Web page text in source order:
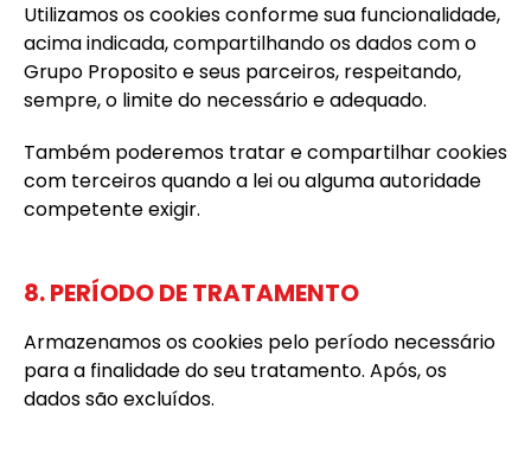
Utilizamos os cookies conforme sua funcionalidade,
acima indicada, compartilhando os dados com o
Grupo Proposito e seus parceiros, respeitando,
sempre, o limite do necessário e adequado.
Também poderemos tratar e compartilhar cookies
com terceiros quando a lei ou alguma autoridade
competente exigir.
8. PERÍODO DE TRATAMENTO
Armazenamos os cookies pelo período necessário
para a finalidade do seu tratamento. Após, os
dados são excluídos.